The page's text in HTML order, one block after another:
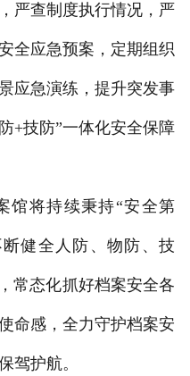
严查制度执行情况，严
全应急预案，定期组织
应急演练，提升突发事
+技防”一体化安全保障
馆将持续秉持“安全第
健全人防、物防、技
常态化抓好档案安全各
命感，全力守护档案安
驾护航。